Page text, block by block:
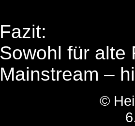
Fazit:
Sowohl für alte
Mainstream –
©